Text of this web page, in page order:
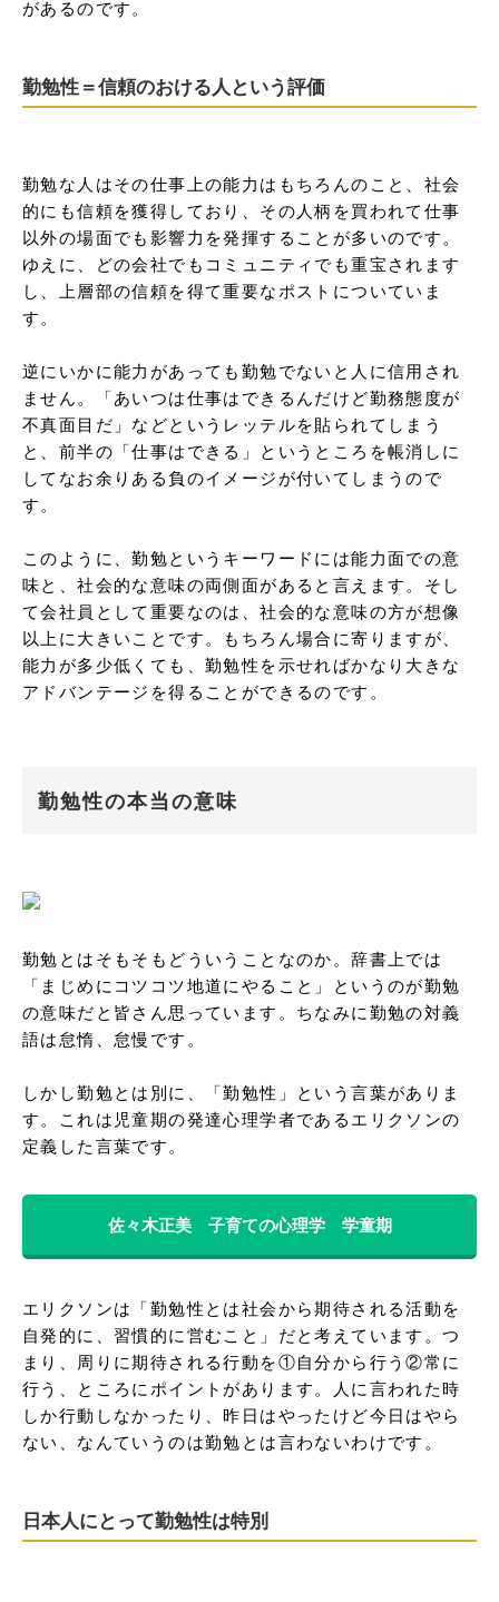
があるのです。
勤勉性＝信頼のおける人という評価
勤勉な人はその仕事上の能力はもちろんのこと、社会
的にも信頼を獲得しており、その人柄を買われて仕事
以外の場面でも影響力を発揮することが多いのです。
ゆえに、どの会社でもコミュニティでも重宝されます
し、上層部の信頼を得て重要なポストについていま
す。
逆にいかに能力があっても勤勉でないと人に信用され
ません。「あいつは仕事はできるんだけど勤務態度が
不真面目だ」などというレッテルを貼られてしまう
と、前半の「仕事はできる」というところを帳消しに
してなお余りある負のイメージが付いてしまうので
す。
このように、勤勉というキーワードには能力面での意
味と、社会的な意味の両側面があると言えます。そし
て会社員として重要なのは、社会的な意味の方が想像
以上に大きいことです。もちろん場合に寄りますが、
能力が多少低くても、勤勉性を示せればかなり大きな
アドバンテージを得ることができるのです。
勤勉性の本当の意味
勤勉とはそもそもどういうことなのか。辞書上では
「まじめにコツコツ地道にやること」というのが勤勉
の意味だと皆さん思っています。ちなみに勤勉の対義
語は怠惰、怠慢です。
しかし勤勉とは別に、「勤勉性」という言葉がありま
す。これは児童期の発達心理学者であるエリクソンの
定義した言葉です。
佐々木正美 子育ての心理学 学童期
エリクソンは「勤勉性とは社会から期待される活動を
自発的に、習慣的に営むこと」だと考えています。つ
まり、周りに期待される行動を①自分から行う②常に
行う、ところにポイントがあります。人に言われた時
しか行動しなかったり、昨日はやったけど今日はやら
ない、なんていうのは勤勉とは言わないわけです。
日本人にとって勤勉性は特別